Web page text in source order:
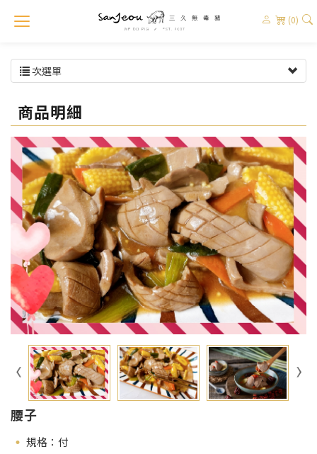
(0)
次選單
商品明細
腰子
規格：付